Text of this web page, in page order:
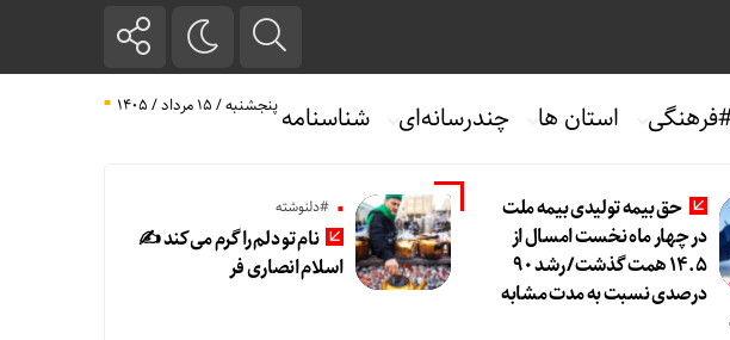
استان ها چندرسانه‌ای شناسنامهپنجشنبه / ۱۵ مرداد / ۱۴۰۵
حق بیمه تولیدی بیمه ملت
در چهار ماه نخست امسال از
۱۴.۵ همت گذشت/ رشد ۹۰
درصدی نسبت به مدت مشابه
#دلنوشته
نام تو دلم را گرم می‌کند ✍️
اسلام انصاری فر